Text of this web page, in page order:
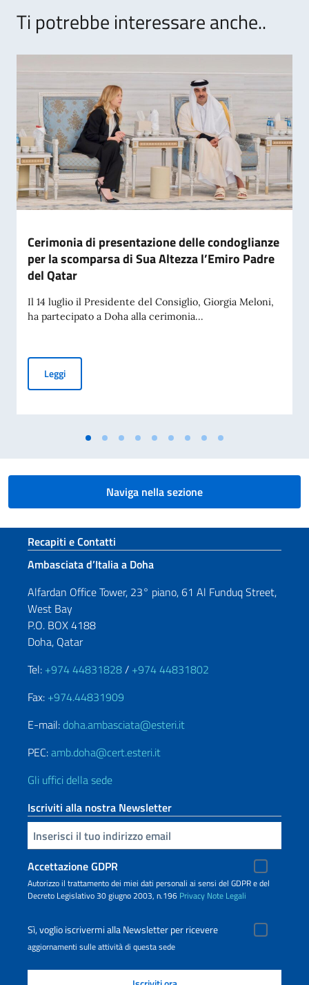
Ti potrebbe interessare anche..
Cerimonia di presentazione delle condoglianze
per la scomparsa di Sua Altezza l’Emiro Padre
del Qatar
Il 14 luglio il Presidente del Consiglio, Giorgia Meloni,
ha partecipato a Doha alla cerimonia...
LeggiCerimonia di presentazione delle condoglianze per la
Naviga nella sezione
Sezione footer
Recapiti e Contatti
Ambasciata d’Italia a Doha
Alfardan Office Tower, 23° piano, 61 Al Funduq Street,
West Bay
P.O. BOX 4188
Doha, Qatar
Tel: +974 44831828/ +974 44831802
Fax: +974.44831909
E-mail: doha.ambasciata@esteri.it
PEC:amb.doha@cert.esteri.it
Gli uffici della sede
Iscriviti alla nostra Newsletter
Inserisci la tua email
Accettazione GDPR
Autorizzo il trattamento dei miei dati personali ai sensi del GDPR e del
Decreto Legislativo 30 giugno 2003, n.196 Privacy Note Legali
Sì, voglio iscrivermi alla Newsletter per ricevere
aggiornamenti sulle attività di questa sede